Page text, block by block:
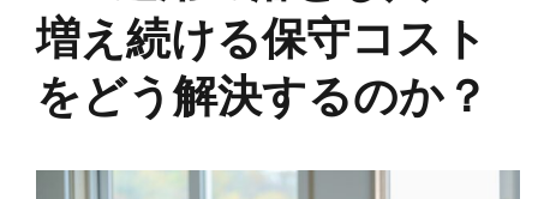
増え続ける保守コスト
をどう解決するのか？